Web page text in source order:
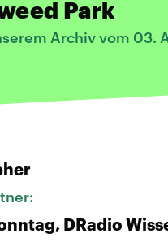
Park
Archiv vom 03.
DRadio